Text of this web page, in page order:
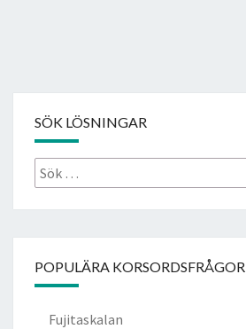
SÖK LÖSNINGAR
Sök
efter:
POPULÄRA KORSORDSFRÅGOR
Fujitaskalan